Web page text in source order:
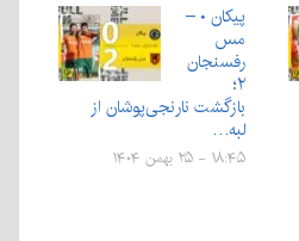
پیکان ۰ –
مس
رفسنجان
۲؛
بازگشت نارنجی‌پوشان از
لبه…
۱۸:۴۵ - ۲۵ بهمن ۱۴۰۴